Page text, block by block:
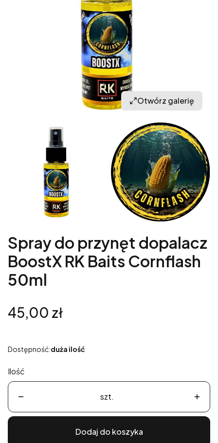
Otwórz galerię
Spray do przynęt dopalacz
BoostX RK Baits Cornflash
50ml
Cena
45,00 zł
Dostępność:duża ilość
Ilość
szt.
Dodaj do koszyka